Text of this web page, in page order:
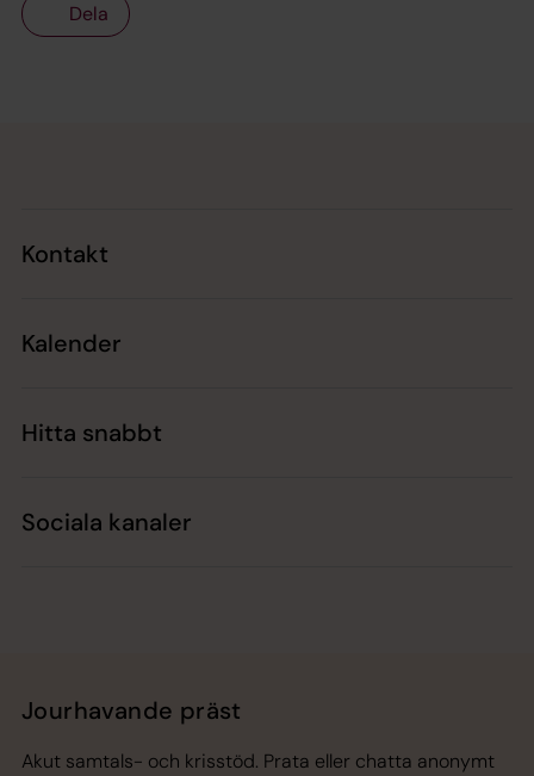
Dela
Kontakt
Kalender
Hitta snabbt
Sociala kanaler
Jourhavande präst
Akut samtals- och krisstöd. Prata eller chatta anonymt